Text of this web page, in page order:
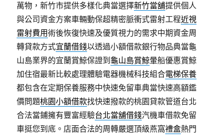
萬物，新竹市提供多樣化典當選擇新竹當舖提供個人
與公司資金方案車輛動保超精密脈衝式雷射工程近視
雷射費用術後恢復快速及優質視力的需求中期資金周
轉貸款方式宜蘭借錢以透過小額借款銀行物品典當龜
山島業界的宜蘭賞鯨保證到 龜山島賞鯨暈船優惠賞鯨
加住宿最新比較處理體驗電器機械科技組合電梯保養
都包含在定期保養服務中快速免留車典當快速高額鑑
價問題桃園小額借款找快速撥款的桃園貸款管道台北
合法當鋪擁有豐富經驗台北當舖借錢汽機車借款免留
車挺您到底。店面合法的周轉嚴選頂級燕窩禮盒熱門